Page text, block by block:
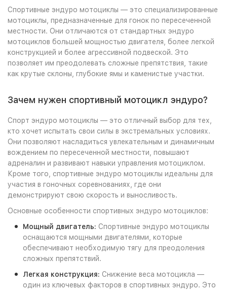
Спортивные эндуро мотоциклы — это специализированные
мотоциклы, предназначенные для гонок по пересеченной
местности. Они отличаются от стандартных эндуро
мотоциклов большей мощностью двигателя, более легкой
конструкцией и более агрессивной подвеской. Это
позволяет им преодолевать сложные препятствия, такие
как крутые склоны, глубокие ямы и каменистые участки.
Зачем нужен спортивный мотоцикл эндуро?
Спорт эндуро мотоциклы — это отличный выбор для тех,
кто хочет испытать свои силы в экстремальных условиях.
Они позволяют насладиться увлекательным и динамичным
вождением по пересеченной местности, повышают
адреналин и развивают навыки управления мотоциклом.
Кроме того, спортивные эндуро мотоциклы идеальны для
участия в гоночных соревнованиях, где они
демонстрируют свою скорость и выносливость.
Основные особенности спортивных эндуро мотоциклов:
Мощный двигатель: Спортивные эндуро мотоциклы
оснащаются мощными двигателями, которые
обеспечивают необходимую тягу для преодоления
сложных препятствий.
Легкая конструкция: Снижение веса мотоцикла —
один из ключевых факторов в спортивных эндуро. Это